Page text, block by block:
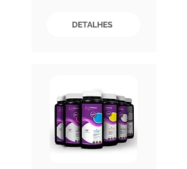
DETALHES